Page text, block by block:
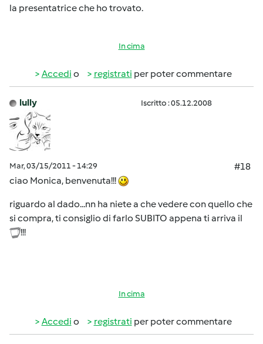
la presentatrice che ho trovato.
In cima
Accedi o registrati per poter commentare
lully Iscritto : 05.12.2008
Mar, 03/15/2011 - 14:29
#18
ciao Monica, benvenuta!!!
riguardo al dado...nn ha niete a che vedere con quello che
si compra, ti consiglio di farlo SUBITO appena ti arriva il
!!!
In cima
Accedi o registrati per poter commentare